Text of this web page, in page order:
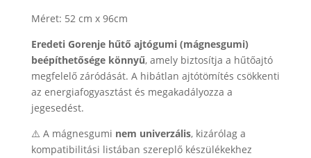
Méret: 52 cm x 96cm
Eredeti Gorenje hűtő ajtógumi (mágnesgumi)
beépíthetősége könnyű, amely biztosítja a hűtőajtó
megfelelő záródását. A hibátlan ajtótömítés csökkenti
az energiafogyasztást és megakadályozza a
jegesedést.
⚠️ A mágnesgumi nem univerzális, kizárólag a
kompatibilitási listában szereplő készülékekhez